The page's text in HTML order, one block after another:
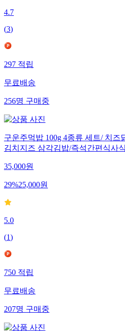
4.7
(3)
297적립
무료배송
256명구매중
구운주먹밥 100g 4종류 세트/ 치
김치지즈 삼각김밥/즉석간편식사
35,000원
29%25,000원
5.0
(1)
750적립
무료배송
207명구매중